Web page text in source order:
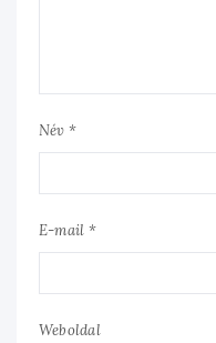
Név *
E-mail *
Weboldal